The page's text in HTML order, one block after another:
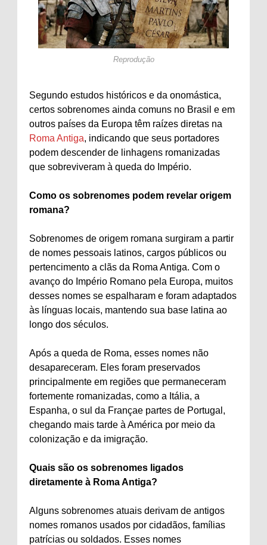
Reprodução
Segundo estudos históricos e da onomástica,
certos sobrenomes ainda comuns no Brasil e em
outros países da Europa têm raízes diretas na
Roma Antiga, indicando que seus portadores
podem descender de linhagens romanizadas
que sobreviveram à queda do Império.
Como os sobrenomes podem revelar origem
romana?
Sobrenomes de origem romana surgiram a partir
de nomes pessoais latinos, cargos públicos ou
pertencimento a clãs da Roma Antiga. Com o
avanço do Império Romano pela Europa, muitos
desses nomes se espalharam e foram adaptados
às línguas locais, mantendo sua base latina ao
longo dos séculos.
Após a queda de Roma, esses nomes não
desapareceram. Eles foram preservados
principalmente em regiões que permaneceram
fortemente romanizadas, como a Itália, a
Espanha, o sul da Françae partes de Portugal,
chegando mais tarde à América por meio da
colonização e da imigração.
Quais são os sobrenomes ligados
diretamente à Roma Antiga?
Alguns sobrenomes atuais derivam de antigos
nomes romanos usados por cidadãos, famílias
patrícias ou soldados. Esses nomes